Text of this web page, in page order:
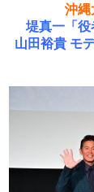
沖縄
堤真一「役
山田裕貴 モ